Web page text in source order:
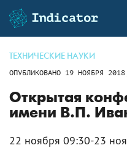
ТЕХНИЧЕСКИЕ НАУКИ
ОПУБЛИКОВАНО 19 НОЯБРЯ
Открытая
имени В.П.
22 ноября 09:30-23